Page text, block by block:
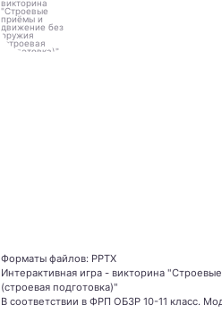
Форматы файлов: PPTX
Интерактивная игра - викторина
(строевая подготовка)"
В соответствии в ФРП ОБЗР 10-11 класс.